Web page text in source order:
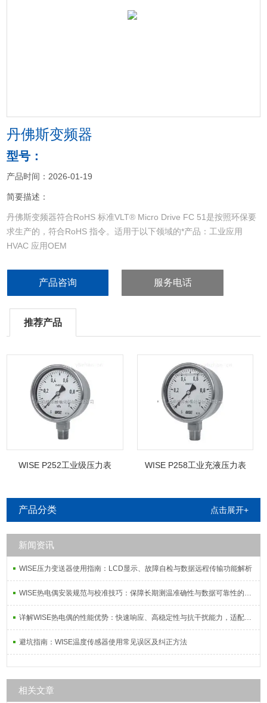
丹佛斯变频器
型号：
产品时间：2026-01-19
简要描述：
丹佛斯变频器符合RoHS 标准VLT® Micro Drive FC 51是按照环保要
求生产的，符合RoHS 指令。适用于以下领域的*产品：工业应用
HVAC 应用OEM
产品咨询 服务电话
推荐产品
WISE P252工业级压力表 WISE P258工业充液压力表
产品分类 点击展开+
新闻资讯
WISE压力变送器使用指南：LCD显示、故障自检与数据远程传输功能解析
WISE热电偶安装规范与校准技巧：保障长期测温准确性与数据可靠性的系统方案
详解WISE热电偶的性能优势：快速响应、高稳定性与抗干扰能力，适配复杂工况需求
避坑指南：WISE温度传感器使用常见误区及纠正方法
相关文章